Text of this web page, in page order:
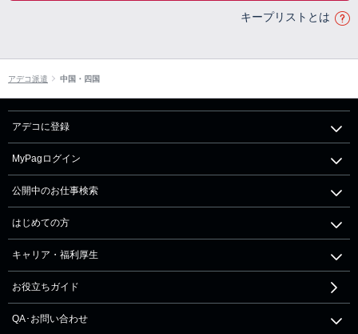
キープリストとは
アデコ派遣 中国・四国
アデコに登録
MyPagログイン
公開中のお仕事検索
はじめての方
キャリア・福利厚生
お役立ちガイド
QA･お問い合わせ